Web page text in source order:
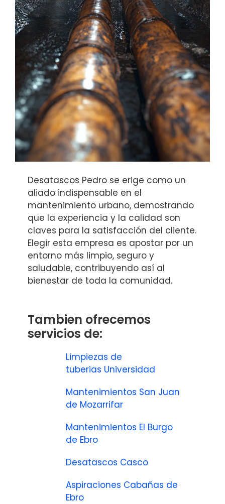
Desatascos Pedro se erige como un
aliado indispensable en el
mantenimiento urbano, demostrando
que la experiencia y la calidad son
claves para la satisfacción del cliente.
Elegir esta empresa es apostar por un
entorno más limpio, seguro y
saludable, contribuyendo así al
bienestar de toda la comunidad.
Tambien ofrecemos
servicios de:
Limpiezas de
tuberias Universidad
Mantenimientos San Juan
de Mozarrifar
Mantenimientos El Burgo
de Ebro
Desatascos Casco
Aspiraciones Cabañas de
Ebro